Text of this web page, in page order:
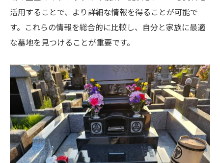
活用することで、より詳細な情報を得ることが可能で
す。これらの情報を総合的に比較し、自分と家族に最適
な墓地を見つけることが重要です。